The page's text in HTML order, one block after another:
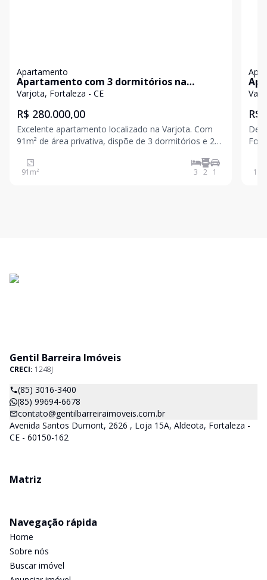
Apartamento
Apartamento com 3 dormitórios na
Varjota
Varjota, Fortaleza - CE
R$ 280.000,00
Excelente apartamento localizado na Varjota. Com
91m² de área privativa, dispõe de 3 dormitórios e 2
família. Tem uma vaga de garagem e aceita pets.
Não perca a chance de viver em um dos bairros mais
91 m² 3 2 1
R$
145
Gentil Barreira Imóveis
CRECI: 1248J
(85) 3016-3400
(85) 99694-6678
contato@gentilbarreiraimoveis.com.br
Avenida Santos Dumont, 2626 , Loja 15A, Aldeota, Fortaleza -
CE - 60150-162
Matriz
Navegação rápida
Home
Sobre nós
Buscar imóvel